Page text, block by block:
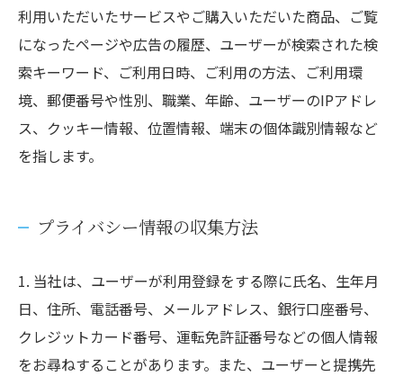
利用いただいたサービスやご購入いただいた商品、ご覧
になったページや広告の履歴、ユーザーが検索された検
索キーワード、ご利用日時、ご利用の方法、ご利用環
境、郵便番号や性別、職業、年齢、ユーザーのIPアドレ
ス、クッキー情報、位置情報、端末の個体識別情報など
を指します。
プライバシー情報の収集方法
1. 当社は、ユーザーが利用登録をする際に氏名、生年月
日、住所、電話番号、メールアドレス、銀行口座番号、
クレジットカード番号、運転免許証番号などの個人情報
をお尋ねすることがあります。また、ユーザーと提携先